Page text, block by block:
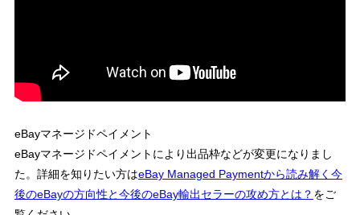
eBayマネージドペイメント
eBayマネージドペイメントにより出品枠などが変更になりまし
た。詳細を知りたい方はeBay Managed Paymentから読み解く今
後のeBayの方向性と今後のeBay輸出セラーの攻め方とは？ をご